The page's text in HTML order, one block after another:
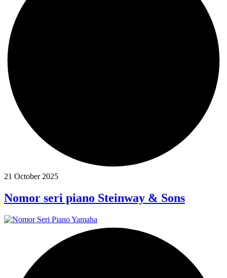
21 October 2025
Nomor seri piano Steinway & Sons